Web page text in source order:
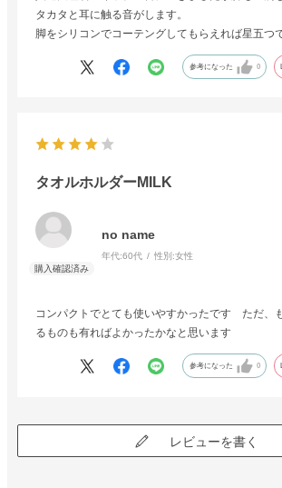
タカタと耳に触る音がします。
脚をシリコンでコーテングしてもらえれば星五つ
参考になった 0
タオルホルダーMILK
no name
年代:60代 性別:女性
コンパクトでとても使いやすかったです ただ、
るものも有ればよかったかなと思います
参考になった 0
レビューを書く